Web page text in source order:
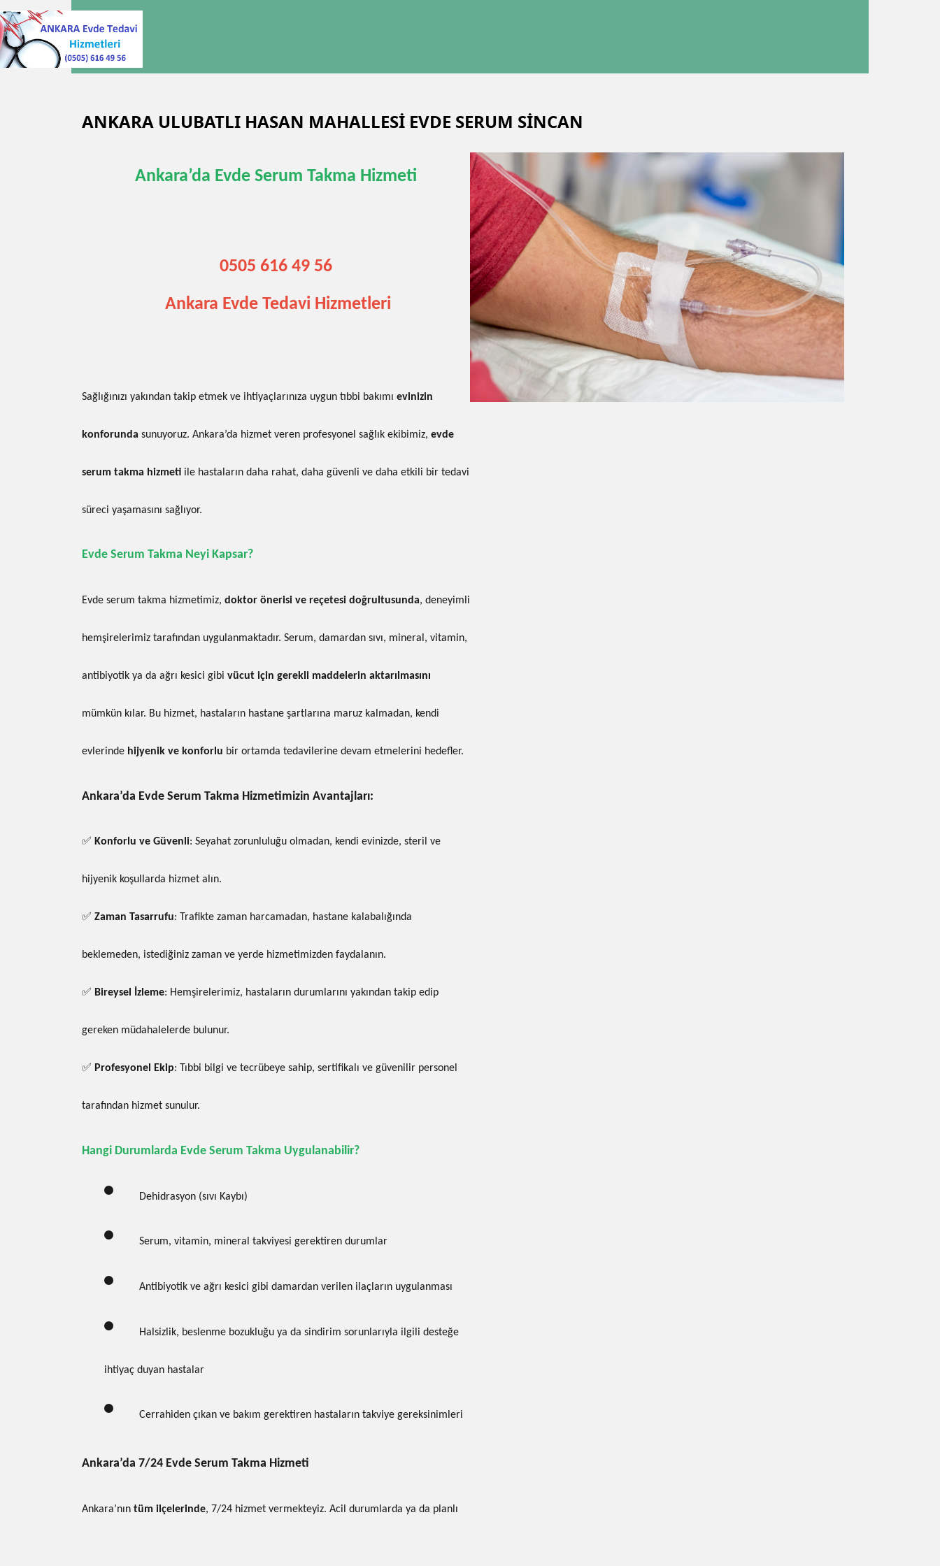
ANKARA ULUBATLI HASAN MAHALLESİ EVDE SERUM SİNCAN
Ankara’da Evde Serum Takma Hizmeti
0505 616 49 56
Ankara Evde Tedavi Hizmetleri
Sağlığınızı yakından takip etmek ve ihtiyaçlarınıza uygun tıbbi bakımı evinizin
konforunda sunuyoruz. Ankara’da hizmet veren profesyonel sağlık ekibimiz, evde
serum takma hizmeti ile hastaların daha rahat, daha güvenli ve daha etkili bir tedavi
süreci yaşamasını sağlıyor.
Evde Serum Takma Neyi Kapsar?
Evde serum takma hizmetimiz, doktor önerisi ve reçetesi doğrultusunda, deneyimli
hemşirelerimiz tarafından uygulanmaktadır. Serum, damardan sıvı, mineral, vitamin,
antibiyotik ya da ağrı kesici gibi vücut için gerekli maddelerin aktarılmasını
mümkün kılar. Bu hizmet, hastaların hastane şartlarına maruz kalmadan, kendi
evlerinde hijyenik ve konforlu bir ortamda tedavilerine devam etmelerini hedefler.
Ankara’da Evde Serum Takma Hizmetimizin Avantajları:
✅ Konforlu ve Güvenli: Seyahat zorunluluğu olmadan, kendi evinizde, steril ve
hijyenik koşullarda hizmet alın.
✅ Zaman Tasarrufu: Trafikte zaman harcamadan, hastane kalabalığında
beklemeden, istediğiniz zaman ve yerde hizmetimizden faydalanın.
✅ Bireysel İzleme: Hemşirelerimiz, hastaların durumlarını yakından takip edip
gereken müdahalelerde bulunur.
✅ Profesyonel Ekip: Tıbbi bilgi ve tecrübeye sahip, sertifikalı ve güvenilir personel
tarafından hizmet sunulur.
Hangi Durumlarda Evde Serum Takma Uygulanabilir?
Dehidrasyon (sıvı Kaybı)
Serum, vitamin, mineral takviyesi gerektiren durumlar
Antibiyotik ve ağrı kesici gibi damardan verilen ilaçların uygulanması
Halsizlik, beslenme bozukluğu ya da sindirim sorunlarıyla ilgili desteğe
ihtiyaç duyan hastalar
Cerrahiden çıkan ve bakım gerektiren hastaların takviye gereksinimleri
Ankara’da 7/24 Evde Serum Takma Hizmeti
Ankara’nın tüm ilçelerinde, 7/24 hizmet vermekteyiz. Acil durumlarda ya da planlı